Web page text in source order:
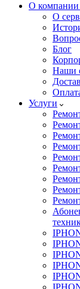
О компании
О
Блог
Наши
Услуги